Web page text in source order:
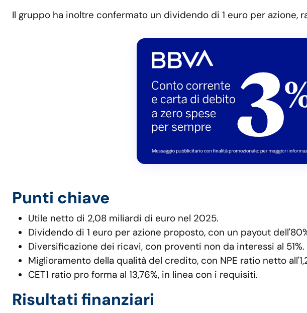
Il gruppo ha inoltre confermato un dividendo di 1 euro per
Punti chiave
Utile netto di 2,08 miliardi di euro nel 2025.
Dividendo di 1 euro per azione proposto, con un payout
Diversificazione dei ricavi, con proventi non da interessi al 51%.
Miglioramento della qualità del credito, con NPE ratio netto
CET1 ratio pro forma al 13,76%, in linea con i requisiti.
Risultati finanziari